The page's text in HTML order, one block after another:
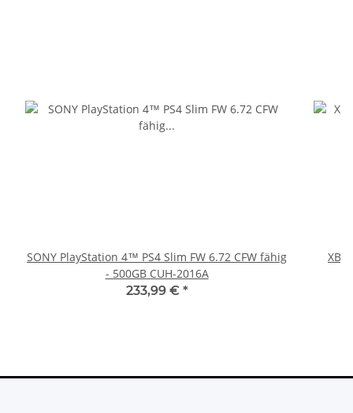
SONY PlayStation 4™ PS4 Slim FW 6.72 CFW fähig
- 500GB CUH-2016A
233,99 € *